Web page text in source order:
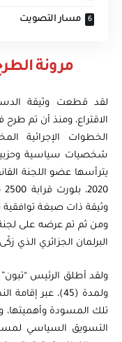
مسار التصويت
مرونة
لقد قطعت وثيقة
الاقتراع، ومنذ أن تم طرح
الخطوات الإجرائية
شخصيات سياسية
يترأسها عضو اللجنة
وثيقة ذات صبغة توافقية
ومن ثم تم عرضه على لجنة
البرلمان الجزائري الذي
ولقد أطلق الرئيس
ولمدة (45)، عبر
تلك المسودة وأهميتها،
التسويق السياسي